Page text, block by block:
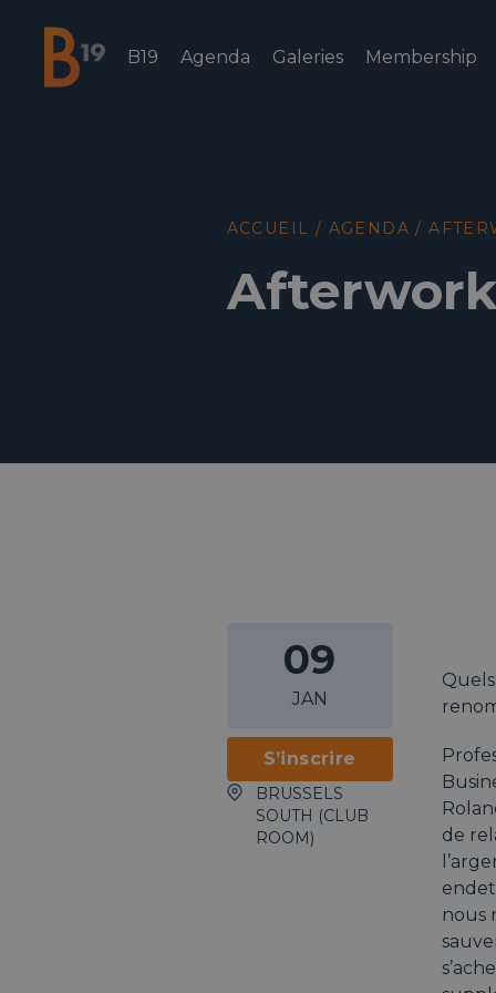
National Business Club & Networking
B19 Agenda Galeries Membership
ACCUEIL / AGENDA /
09
JAN
S’inscrire
BRUSSELS
SOUTH (CLUB
ROOM)
de
nous